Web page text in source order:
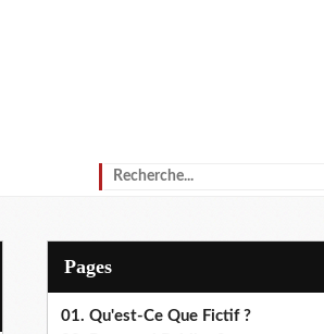
Pages
01. Qu'est-Ce Que Fictif ?